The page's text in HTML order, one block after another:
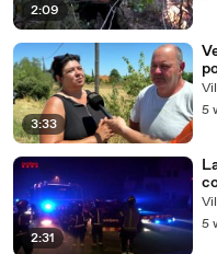
2:09
3:33
5
2:31
5